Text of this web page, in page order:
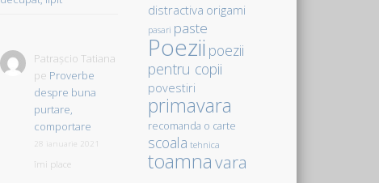
Patrașcio Tatiana
pe Proverbe
despre buna
purtare,
comportare
28 ianuarie 2021
îmi place
distractiva origami
pasari paste
Poezii poezii
pentru copii
povestiri
primavara
recomanda o carte
scoala tehnica
toamnavara